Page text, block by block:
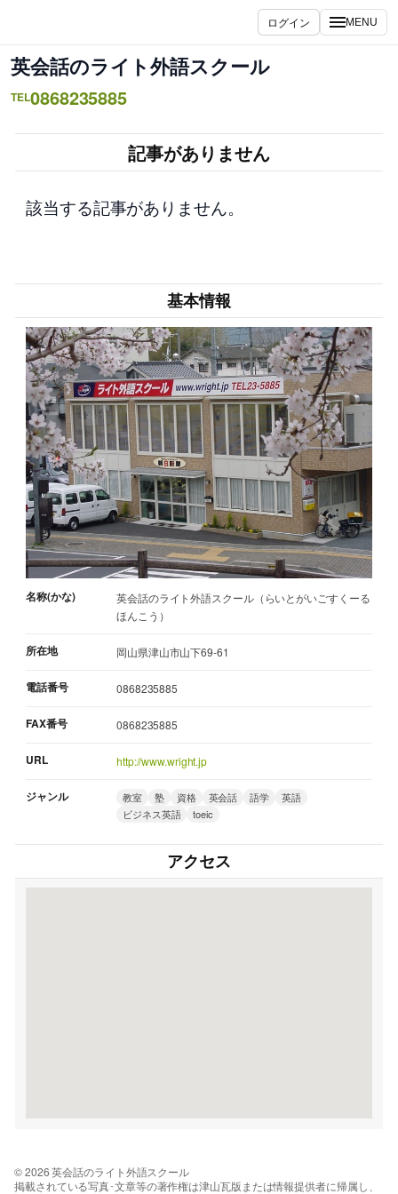
を
ス
キ
ログイン MENU
英会話のライト外語スクール
TEL0868235885
記事がありません
該当する記事がありません。
基本情報
名称(かな)
英会話のライト外語スクール（らいとがいごすくーる
ほんこう）
所在地 岡山県津山市山下69-61
電話番号 0868235885
FAX番号 0868235885
URL http://www.wright.jp
ジャンル 教室 塾 資格 英会話 語学
英語
ビジネス英語
toeic
アクセス
© 2026 英会話のライト外語スクール
掲載されている写真･文章等の著作権は津山瓦版または情報提供者に帰属し、